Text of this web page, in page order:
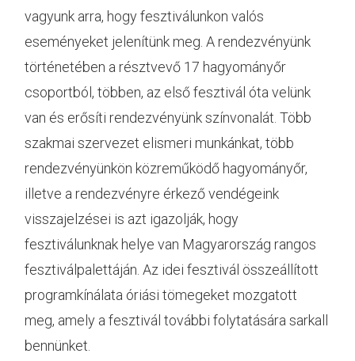
vagyunk arra, hogy fesztiválunkon valós
eseményeket jelenítünk meg. A rendezvényünk
történetében a résztvevő 17 hagyományőr
csoportból, többen, az első fesztivál óta velünk
van és erősíti rendezvényünk színvonalát. Több
szakmai szervezet elismeri munkánkat, több
rendezvényünkön közreműködő hagyományőr,
illetve a rendezvényre érkező vendégeink
visszajelzései is azt igazolják, hogy
fesztiválunknak helye van Magyarország rangos
fesztiválpalettáján. Az idei fesztivál összeállított
programkínálata óriási tömegeket mozgatott
meg, amely a fesztivál további folytatására sarkall
bennünket.